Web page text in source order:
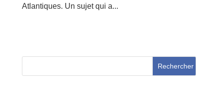
Atlantiques. Un sujet qui a...